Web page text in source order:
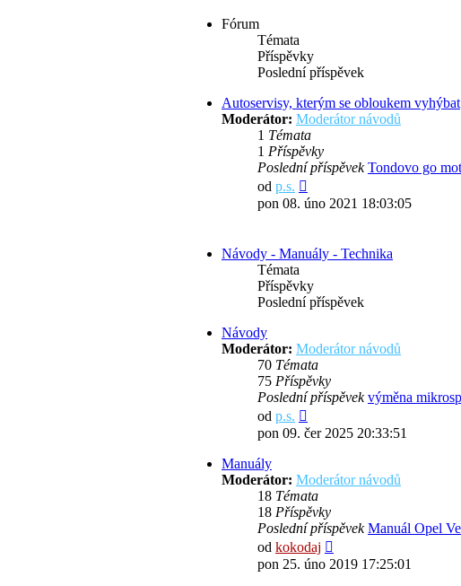
Fórum
Témata
Příspěvky
Poslední příspěvek
Autoservisy, kterým se obloukem vyhýbat
Moderátor: Moderátor návodů
1 Témata
1 Příspěvky
Poslední příspěvek Tondovo go
od p.s.
poslední
pon 08. úno 2021 18:03:05
Návody - Manuály - Technika
Témata
Příspěvky
Poslední příspěvek
Návody
Moderátor: Moderátor návodů
70 Témata
75 Příspěvky
Poslední příspěvek výměna
od p.s.
poslední
pon 09. čer 2025 20:33:51
Manuály
Moderátor: Moderátor návodů
18 Témata
18 Příspěvky
Poslední příspěvek Manuál Opel
od kokodaj
poslední
pon 25. úno 2019 17:25:01